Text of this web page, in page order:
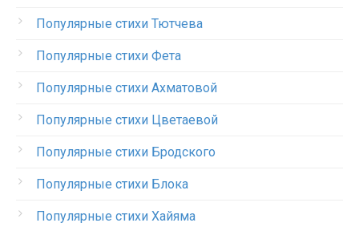
Популярные стихи Тютчева
Популярные стихи Фета
Популярные стихи Ахматовой
Популярные стихи Цветаевой
Популярные стихи Бродского
Популярные стихи Блока
Популярные стихи Хайяма